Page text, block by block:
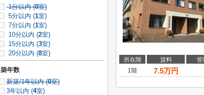
所在階 賃料 管
1階
7.5万円
1分以内 (0室)
5分以内 (1室)
7分以内 (1室)
10分以内 (2室)
15分以内 (3室)
20分以内 (8室)
築年数
新築/1年以内 (0室)
3年以内 (4室)